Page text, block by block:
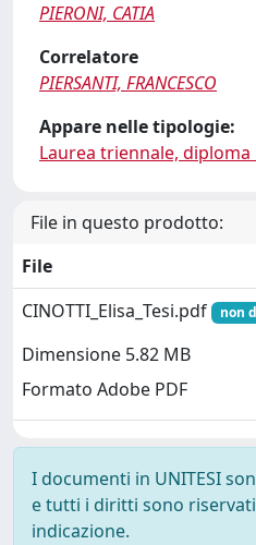
PIERONI, CATIA
Correlatore
PIERSANTI, FRANCESCO
Appare nelle tipologie:
Laurea triennale,
File in questo prodotto:
File
CINOTTI_Elisa_Tesi.pdf
non
Dimensione 5.82 MB
Formato Adobe PDF
I documenti in UNITESI
e tutti i diritti sono
indicazione.